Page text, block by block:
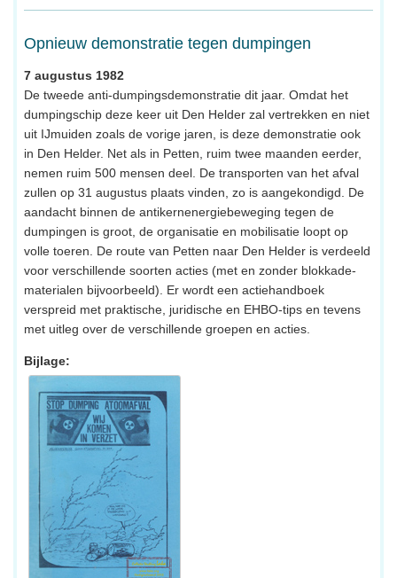
Opnieuw demonstratie tegen dumpingen
7 augustus 1982
De tweede anti-dumpingsdemonstratie dit jaar. Omdat het
dumpingschip deze keer uit Den Helder zal vertrekken en niet
uit IJmuiden zoals de vorige jaren, is deze demonstratie ook
in Den Helder. Net als in Petten, ruim twee maanden eerder,
nemen ruim 500 mensen deel. De transporten van het afval
zullen op 31 augustus plaats vinden, zo is aangekondigd. De
aandacht binnen de antikernenergiebeweging tegen de
dumpingen is groot, de organisatie en mobilisatie loopt op
volle toeren. De route van Petten naar Den Helder is verdeeld
voor verschillende soorten acties (met en zonder blokkade-
materialen bijvoorbeeld). Er wordt een actiehandboek
verspreid met praktische, juridische en EHBO-tips en tevens
met uitleg over de verschillende groepen en acties.
Bijlage: